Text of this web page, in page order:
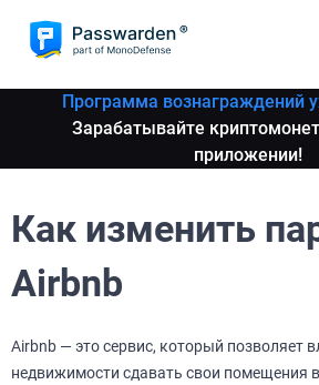
Программа вознаграждений
Зарабатывайте
приложении!
Как изменить
Airbnb
Airbnb — это сервис, который позволяет
недвижимости сдавать свои помещения